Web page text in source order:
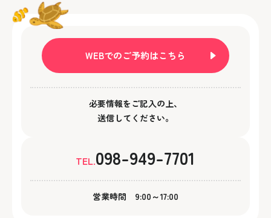
WEBでのご予約はこちら
必要情報をご記入の上、
送信してください。
TEL.098-949-7701
営業時間 9:00～17:00